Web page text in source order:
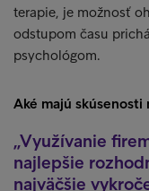
terapie, je možnosť
odstupom času
psychológom.
Aké majú
Využívanie
najlepšie
najväčšie